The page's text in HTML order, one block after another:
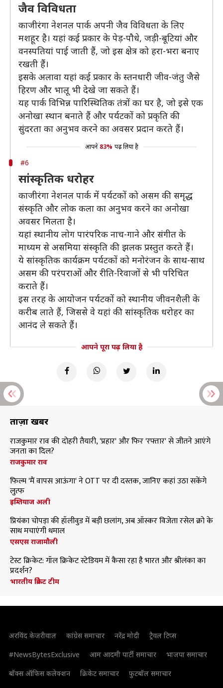
जैव विविधता
काजीरंगा नेशनल पार्क अपनी जैव विविधता के लिए
मशहूर है। यहां कई प्रकार के पेड़-पौधे, जड़ी-बूटियां और
वनस्पतियां पाई जाती हैं, जो इस क्षेत्र को हरा-भरा बनाए
रखती हैं।
इसके अलावा यहां कई प्रकार के स्तनधारी जीव-जंतु जैसे
हिरण और भालू भी देखे जा सकते हैं।
यह पार्क विभिन्न पारिस्थितिक तंत्रों का घर है, जो इसे एक
अनोखा स्थान बनाते हैं और पर्यटकों को प्रकृति की
सुंदरता का अनुभव करने का अवसर प्रदान करते हैं।
आपने 83% पढ़ लिया है
#6
सांस्कृतिक धरोहर
काजीरंगा नेशनल पार्क में पर्यटकों को असम की समृद्ध
संस्कृति और लोक कला का अनुभव करने का अनोखा
अवसर मिलता है।
यहां स्थानीय लोग पारंपरिक नाच-गाने और संगीत के
माध्यम से असमिया संस्कृति की झलक प्रस्तुत करते हैं।
ये सांस्कृतिक कार्यक्रम पर्यटकों को मनोरंजन के साथ-साथ
असम की परंपराओं और रीति-रिवाजों से भी परिचित
कराते हैं।
इस तरह के आयोजन पर्यटकों को स्थानीय जीवनशैली के
करीब लाते हैं, जिससे वे यहां की सांस्कृतिक धरोहर का
आनंद ले सकते हैं।
आपने पूरा पढ़ लिया है
ताज़ा खबरें
राजकुमार राव की दोहरी तैयारी, 'प्रहार' और फिर 'रफ्तार' से जीतने आएंगे
जनता का दिल?
राजकुमार राव
फिल्म 'मैं वापस आऊंगा' ने OTT पर दी दस्तक, जानिए कहां उठा सकेंगे
लुत्फ
इम्तियाज अली
प्रियंका चोपड़ा की हॉलीवुड में बड़ी छलांग, अब ऑस्कर विजेता रसेल क्रो के
साथ मचाएंगी धमाल
एसएस राजामौली
टेस्ट क्रिकेट: गॉल क्रिकेट स्टेडियम में कैसा रहा है भारत और श्रीलंका का
प्रदर्शन?
भारतीय क्रिकेट टीम
अरविंद केजरीवाल कांग्रेस समाचार नरेंद्र मोदी
ट्रैवल टिप्स
#NewsBytesExclusive
आम आदमी पार्टी समाचार
भाजपा समाचार
बॉक्स ऑफिस कलेक्शन
क्रिकेट समाचार
फुटबॉल समाचार